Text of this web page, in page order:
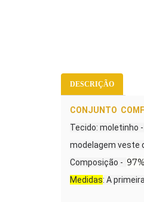
DESCRIÇÃO
CONJUNTO
Tecido: moletinho
modelagem veste
Composição -
Medidas: A